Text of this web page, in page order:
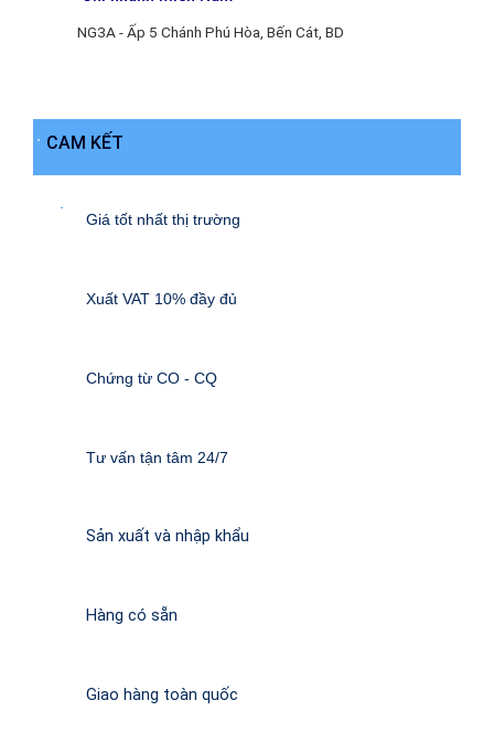
NG3A - Ấp 5 Chánh Phú Hòa, Bến Cát, BD
CAM KẾT
Giá tốt nhất thị trường
Xuất VAT 10% đầy đủ
Chứng từ CO - CQ
Tư vấn tận tâm 24/7
Sản xuất và nhập khẩu
Hàng có sẵn
Giao hàng toàn quốc